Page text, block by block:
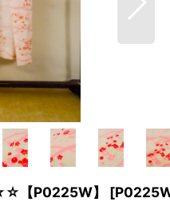
【P0225W】 [